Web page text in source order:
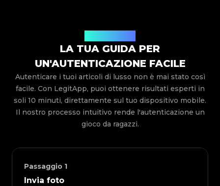
LA TUA GUIDA PER
UN'AUTENTICAZIONE FACILE
Autenticare i tuoi articoli di lusso non è mai stato così
facile. Con LegitApp, puoi ottenere risultati esperti in
soli 10 minuti, direttamente sul tuo dispositivo mobile.
Il nostro processo intuitivo rende l'autenticazione un
gioco da ragazzi.
Passaggio 1
Invia foto